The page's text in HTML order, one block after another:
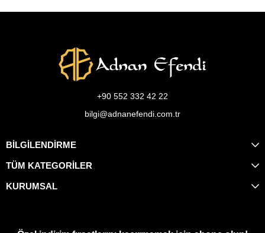
+90 552 332 42 22
bilgi@adnanefendi.com.tr
BİLGİLENDİRME
TÜM KATEGORİLER
KURUMSAL